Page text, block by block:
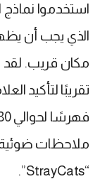
استخدموا نماذج
الذي يجب أن
مكان قريب. لقد
تقريبًا لتأكيد
ملاحظات
“StrayCats”.